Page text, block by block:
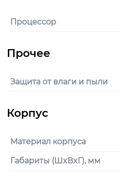
Процессор
Защита от влаги и пыли
Материал корпуса
Габариты (ШxВxГ), мм